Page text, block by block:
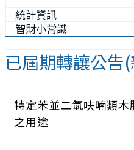
統計資訊
智財小常識
已屆期轉讓公告
特定苯並二氫呋喃類
之用途